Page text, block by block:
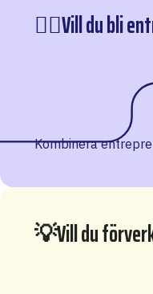
🦸‍♀️Vill du bli
Kombinera
💡Vill du